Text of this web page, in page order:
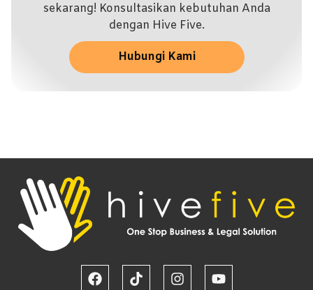
sekarang! Konsultasikan kebutuhan Anda
dengan Hive Five.
Hubungi Kami